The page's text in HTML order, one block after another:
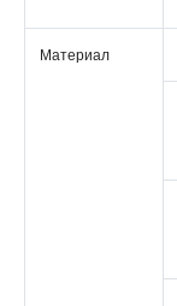
Материал